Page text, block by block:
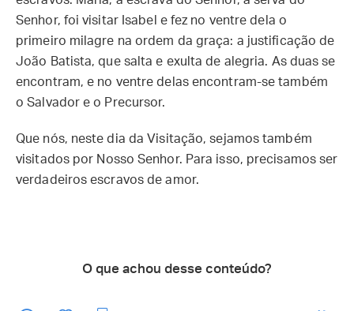
Senhor, foi visitar Isabel e fez no ventre dela o
primeiro milagre na ordem da graça: a justificação de
João Batista, que salta e exulta de alegria. As duas se
encontram, e no ventre delas encontram-se também
o Salvador e o Precursor.
Que nós, neste dia da Visitação, sejamos também
visitados por Nosso Senhor. Para isso, precisamos ser
verdadeiros escravos de amor.
O que achou desse conteúdo?